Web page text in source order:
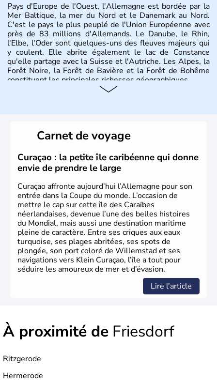
Pays d'Europe de l'Ouest, l'Allemagne est bordée par la
Mer Baltique, la mer du Nord et le Danemark au Nord.
C'est le pays le plus peuplé de l'Union Européenne avec
près de 83 millions d'Allemands. Le Danube, le Rhin,
l'Elbe, l'Oder sont quelques-uns des fleuves majeurs qui
y coulent. Elle abrite également le lac de Constance
qu'elle partage avec la Suisse et l'Autriche. Les Alpes, la
Forêt Noire, la Forêt de Bavière et la Forêt de Bohême
constituent les principales richesses géographiques.
lesquelles bénéficient d'une grande autonomie. Le pays
peut se targuer de grands noms qu'il a vu naître dans tous
les domaines, des arts à la politique en passant par la
philosophie. Hertz, Gutenberg, Heidegger, Thomas Mann,
Herman Hesse ou bien Hegel en font partie.
Carnet de voyage
Curaçao : la petite île caribéenne qui donne
envie de prendre le large
Curaçao affronte aujourd’hui l’Allemagne pour son
entrée dans la Coupe du monde. L’occasion de
mettre le cap sur cette île des Caraïbes
néerlandaises, devenue l’une des belles histoires
du Mondial, mais aussi une destination maritime
pleine de caractère. Entre ses criques aux eaux
turquoise, ses plages abritées, ses spots de
plongée, son port coloré de Willemstad et ses
navigations vers Klein Curaçao, l’île a tout pour
séduire les amoureux de mer et d’évasion.
Lire l'article
À proximité de Friesdorf
Ritzgerode
Hermerode